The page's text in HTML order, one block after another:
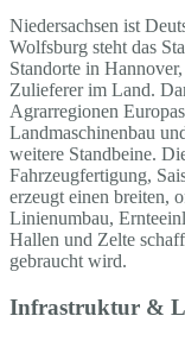
Niedersachsen ist
Wolfsburg steht das
Standorte in
Zulieferer im Land.
Agrarregionen
Landmaschinenbau
weitere Standbeine.
Fahrzeugfertigung,
erzeugt einen breiten,
Linienumbau,
Hallen und Zelte
gebraucht wird.
Infrastruktur &